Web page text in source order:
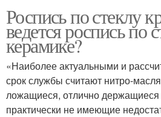
Роспись по стеклу
ведется роспись по
керамике?
«Наиболее актуальными и
срок службы считают нитро-
ложащиеся, отлично держащиеся
практически не имеющие